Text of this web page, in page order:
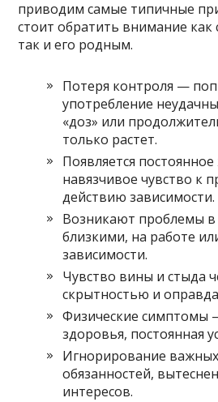
приводим самые типичные
стоит обратить внимание как
так и его родным.
Потеря контроля —
употребление
«доз» или
только растет.
Появляется
навязчивое чувство к
действию зависимости.
Возникают проблемы в
близкими, на работе
зависимости.
Чувство вины и стыда
скрытностью и
Физические симптомы
здоровья, постоянная
Игнорирование
обязанностей,
интересов.